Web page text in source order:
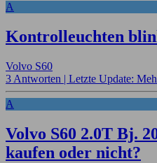
A
Kontrolleuchten
Volvo S60
3 Antworten | Letzte Update:
A
Volvo S60 2.0T Bj.
kaufen oder nicht?